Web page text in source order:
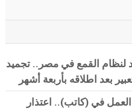
لنظام القمع في مصر.. تجميد
بعد اطلاقه بأربعة أشهر
في (كاتب).. اعتذار